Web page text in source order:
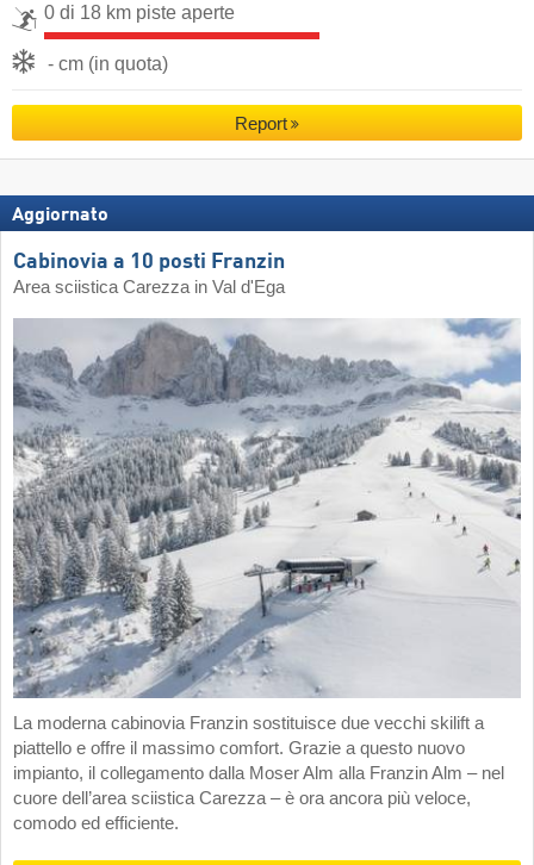
0 di 18 km piste aperte
- cm (in quota)
Report
Aggiornato
Cabinovia a 10 posti Franzin
Area sciistica Carezza in Val d'Ega
La moderna cabinovia Franzin sostituisce due vecchi skilift a
piattello e offre il massimo comfort. Grazie a questo nuovo
impianto, il collegamento dalla Moser Alm alla Franzin Alm – nel
cuore dell’area sciistica Carezza – è ora ancora più veloce,
comodo ed efficiente.